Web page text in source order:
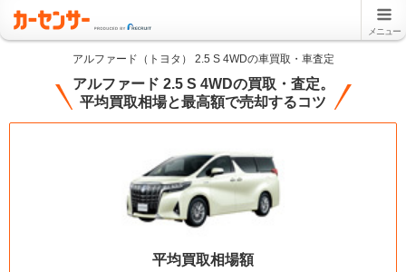
メニュー
アルファード（トヨタ） 2.5 S 4WDの車買取・車査定
アルファード 2.5 S 4WDの買取・査定。
平均買取相場と最高額で売却するコツ
平均買取相場額